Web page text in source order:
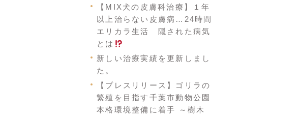
【MIX犬の皮膚科治療】１年
以上治らない皮膚病…24時間
エリカラ生活 隠された病気
とは
新しい治療実績を更新しまし
た。
【プレスリリース】ゴリラの
繁殖を目指す千葉市動物公園
本格環境整備に着手 ～樹木